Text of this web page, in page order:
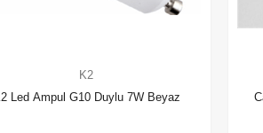
K2
Led Ampul G10 Duylu 7W Beyaz